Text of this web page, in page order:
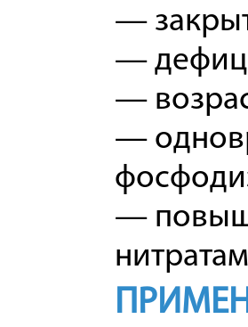
—
—
—
—
—